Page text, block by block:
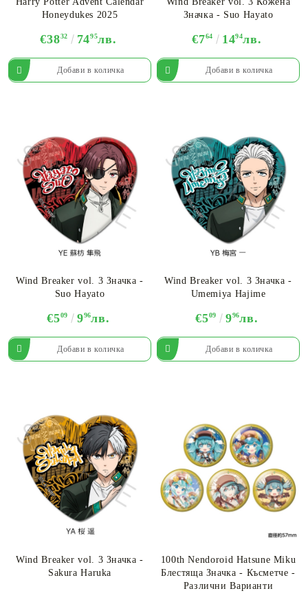
Honeydukes 2025
€3832 7495лв.
Значка - Suo Hayato
€764 1494лв.
Wind Breaker vol. 3 Значка -
Suo Hayato
€509 996лв.
Wind Breaker vol. 3 Значка -
Umemiya Hajime
€509 996лв.
Wind Breaker vol. 3 Значка -
Sakura Haruka
100th Nendoroid Hatsune Miku
Блестяща Значка - Късметче -
Различни Варианти